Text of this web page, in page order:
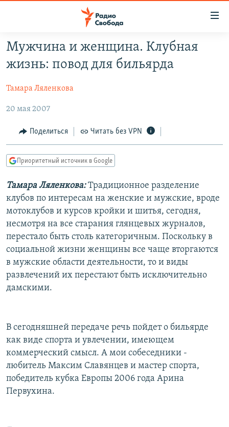
упрощенного
доступа
содержанию
Вернутся
главной
навигации
поиску
ПРОГРАММЫ
АВТОРСКИЕ ПРОЕКТЫ
ЦИТАТЫ СВОБОДЫ
МНЕНИЯ
КУЛЬТУРА
IDEL.РЕАЛИИ
КАВКАЗ.РЕАЛИИ
СЕВЕР.РЕАЛИИ
СИБИРЬ.РЕАЛИИ
РАСПИСАНИЕ ВЕЩАНИЯ
ПОДПИШИТЕСЬ НА РАССЫЛКУ
СОЦИАЛЬНЫЕ СЕТИ
Все сайты РСЕ/РС
Мужчина и женщина. Клубная
жизнь: повод для бильярда
Тамара Ляленкова
20 мая 2007
Поделиться Читать без VPN
Приоритетный источник в Google
Тамара Ляленкова:Традиционное разделение
клубов по интересам на женские и мужские, вроде
мотоклубов и курсов кройки и шитья, сегодня,
несмотря на все старания глянцевых журналов,
перестало быть столь категоричным. Поскольку в
социальной жизни женщины все чаще вторгаются
в мужские области деятельности, то и виды
развлечений их перестают быть исключительно
дамскими.
В сегодняшней передаче речь пойдет о бильярде
как виде спорта и увлечении, имеющем
коммерческий смысл. А мои собеседники -
любитель Максим Славянцев и мастер спорта,
победитель кубка Европы 2006 года Арина
Первухина.